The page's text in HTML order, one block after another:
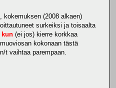
kokemuksen (2008 alkaen)
surkeiksi ja toisaalta
kun (ei jos) kierre korkkaa
kokonaan tästä
t vaihtaa parempaan.